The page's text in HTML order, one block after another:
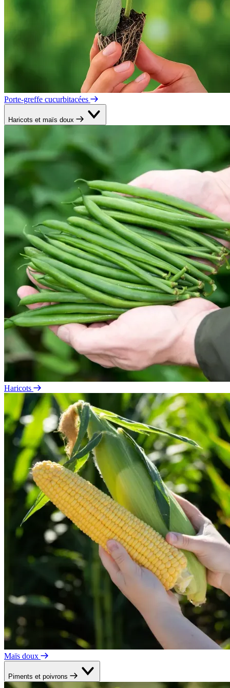
Porte-greffe cucurbitacées
Haricots et maïs doux
Haricots
Maïs doux
Piments et poivrons